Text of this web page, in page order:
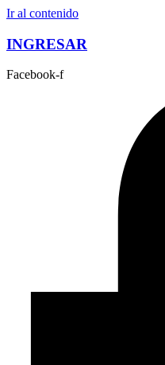
Ir al contenido
INGRESAR
Facebook-f